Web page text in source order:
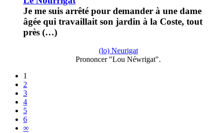
Je me suis arrêté pour demander à une dame
âgée qui travaillait son jardin à la Coste, tout
près (…)
(lo) Neurigat
Prononcer "Lou Néwrigat".
1
2
3
4
5
6
∞